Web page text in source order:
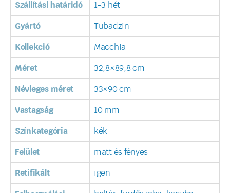
Szállítási határidó 1-3 hét
Gyártó Tubadzin
Kollekció Macchia
Méret 32,8×89,8 cm
Névleges méret 33×90 cm
Vastagság 10 mm
Színkategória kék
Felület matt és fényes
Retifikált igen